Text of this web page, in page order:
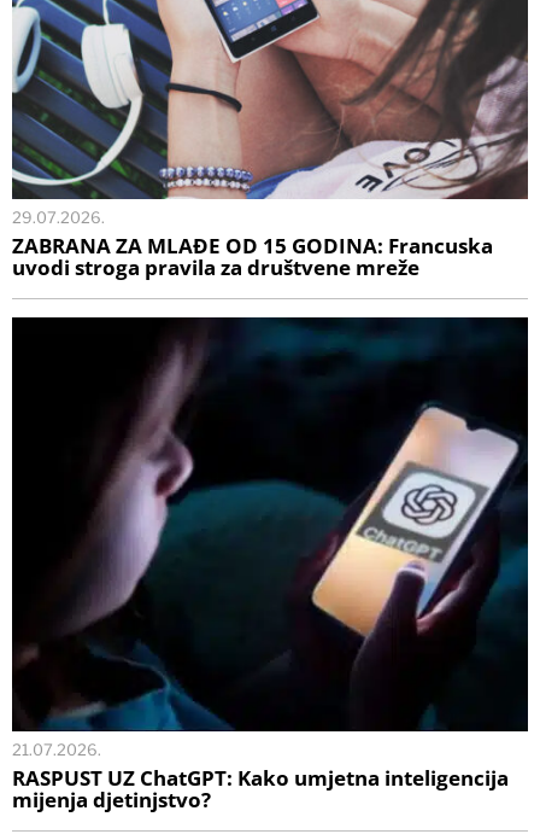
29.07.2026.
ZABRANA ZA MLAĐE OD 15 GODINA: Francuska
uvodi stroga pravila za društvene mreže
21.07.2026.
RASPUST UZ ChatGPT: Kako umjetna inteligencija
mijenja djetinjstvo?